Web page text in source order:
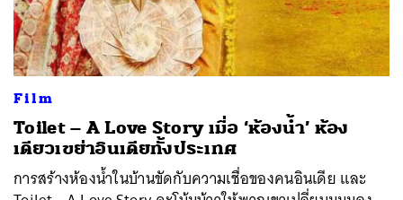
Film
Toilet – A Love Story เมื่อ ‘ห้องน้ำ’ ห้อง
เดียวเขย่าอินเดียทั้งประเทศ
การสร้างห้องน้ำในบ้านขัดกับความเชื่อของคนอินเดีย และ ​